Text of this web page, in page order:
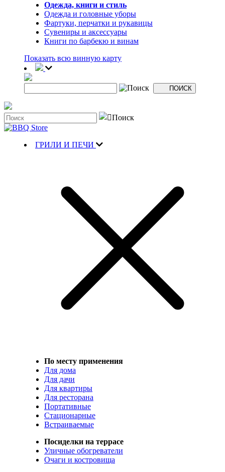
Одежда, книги и стиль
Одежда и головные уборы
Фартуки, перчатки и рукавицы
Сувениры и аксессуары
Книги по барбекю и винам
Показать всю винную карту
ГРИЛИ И ПЕЧИ
По месту применения
Для дома
Для дачи
Для квартиры
Для ресторана
Портативные
Стационарные
Встраиваемые
Посиделки на террасе
Уличные обогреватели
Очаги и костровища